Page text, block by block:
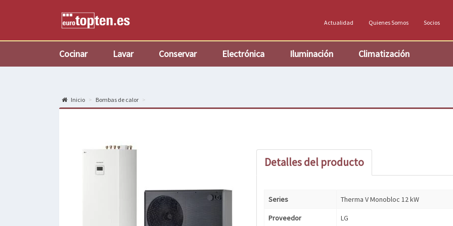
Actualidad Quienes Somos Socios
Cocinar Lavar Conservar Electrónica Iluminación Climatización
Inicio Bombas de calor
Detalles del producto
Series Therma V Monobloc 12 kW
Proveedor LG